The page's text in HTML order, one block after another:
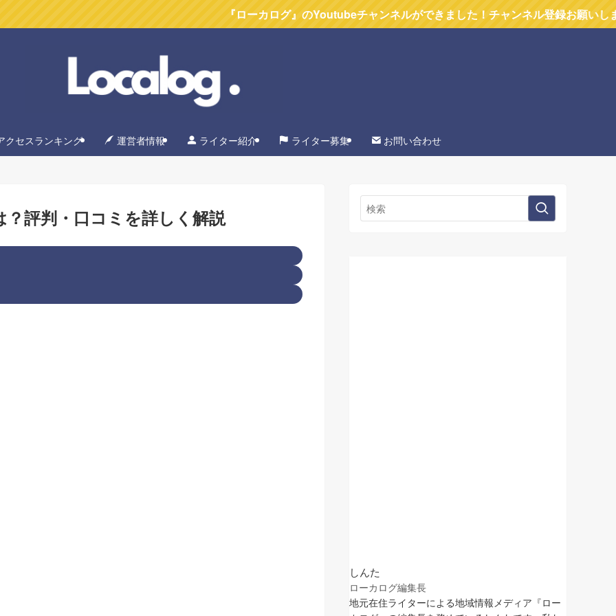
『ローカログ』のYoutubeチャンネルができました！チャンネル登録お願いします
クセスランキング 運営者情報 ライター紹介 ライター募集 お問い合わせ
評判・口コミを詳しく解説
しんた
ローカログ編集長
地元在住ライターによる地域情報メディア『ロー